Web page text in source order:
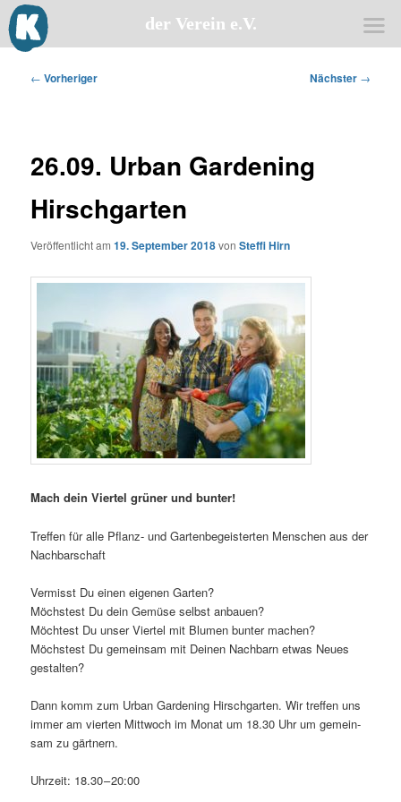
Zum
primärenBeitragsnavigation
← Vorheriger Nächster →
26.09. Urban Gardening
Hirschgarten
Veröffentlicht am19. September 2018vonSteffi Hirn
Mach dein Vier­tel grü­ner und bunter!
Tref­fen für alle Pflanz- und Gar­ten­be­geis­ter­ten Men­schen aus der
Nachbarschaft
Ver­misst Du einen eige­nen Garten?
Möchs­test Du dein Gemü­se selbst anbauen?
Möch­test Du unser Vier­tel mit Blu­men bun­ter machen?
Möchs­test Du gemein­sam mit Dei­nen Nach­barn etwas Neu­es
gestalten?
Dann komm zum Urban Gar­dening Hirsch­gar­ten. Wir tref­fen uns
immer am vier­ten Mitt­woch im Monat um 18.30 Uhr um gemein­
sam zu gärtnern.
Uhr­zeit: 18.30 – 20:00
der Verein e.V.